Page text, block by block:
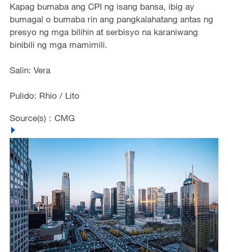
Kapag bumaba ang CPI ng isang bansa, ibig ay
bumagal o bumaba rin ang pangkalahatang antas ng
presyo ng mga bilihin at serbisyo na karaniwang
binibili ng mga mamimili.
Salin: Vera
Pulido: Rhio / Lito
Source(s)：CMG